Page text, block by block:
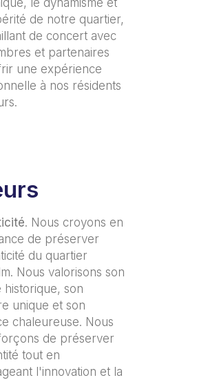
le dynamisme et
de notre quartier,
de concert avec
et partenaires
une expérience
à nos résidents
. Nous croyons en
de préserver
du quartier
Nous valorisons son
historique, son
unique et son
chaleureuse. Nous
de préserver
tout en
l'innovation et la